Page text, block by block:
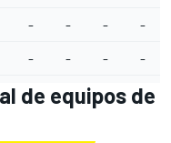
- - - -
- - - -
de equipos de